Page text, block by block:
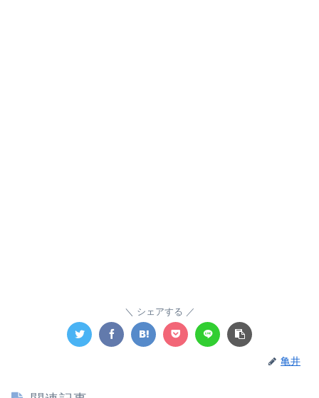
シェアする
亀井